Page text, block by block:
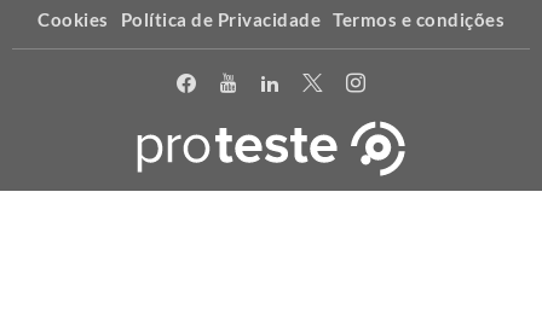
Cookies Política de Privacidade Termos e condições